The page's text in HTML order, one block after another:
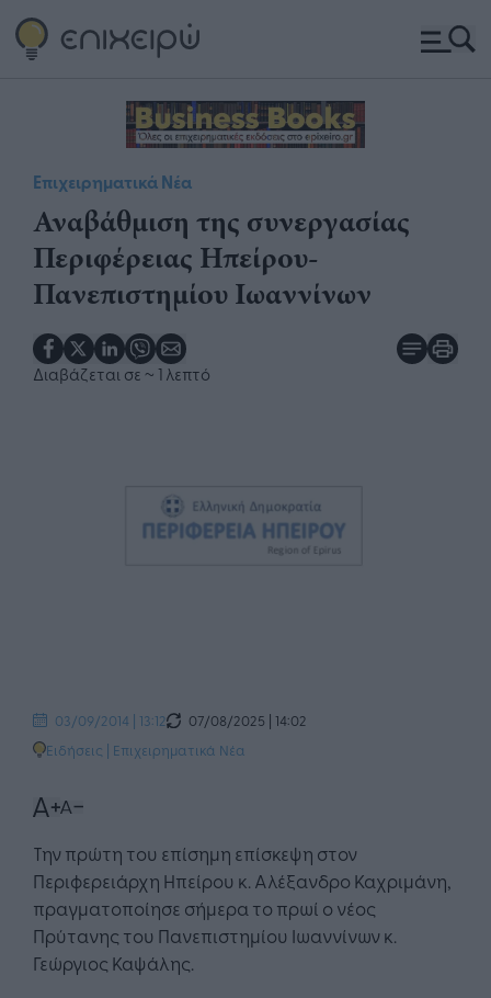
Επιχειρηματικά Νέα
Αναβάθμιση της συνεργασίας
Περιφέρειας Ηπείρου-
Πανεπιστημίου Ιωαννίνων
Διαβάζεται σε ~ 1 λεπτό
03/09/2014 | 13:12
07/08/2025 | 14:02
Ειδήσεις | Επιχειρηματικά Νέα
Την πρώτη του επίσημη επίσκεψη στον
Περιφερειάρχη Ηπείρου κ. Αλέξανδρο Καχριμάνη,
πραγματοποίησε σήμερα το πρωί ο νέος
Πρύτανης του Πανεπιστημίου Ιωαννίνων κ.
Γεώργιος Καψάλης.